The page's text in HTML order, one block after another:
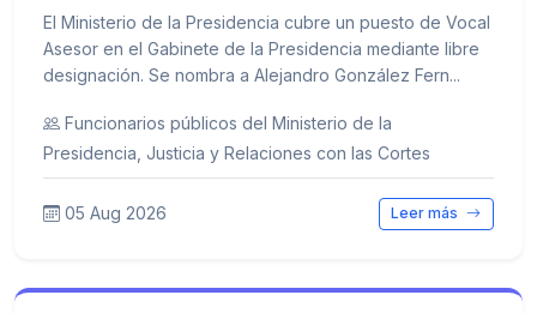
El Ministerio de la Presidencia cubre un puesto de Vocal
Asesor en el Gabinete de la Presidencia mediante libre
designación. Se nombra a Alejandro González Fern...
Funcionarios públicos del Ministerio de la
Presidencia, Justicia y Relaciones con las Cortes
05 Aug 2026 Leer más